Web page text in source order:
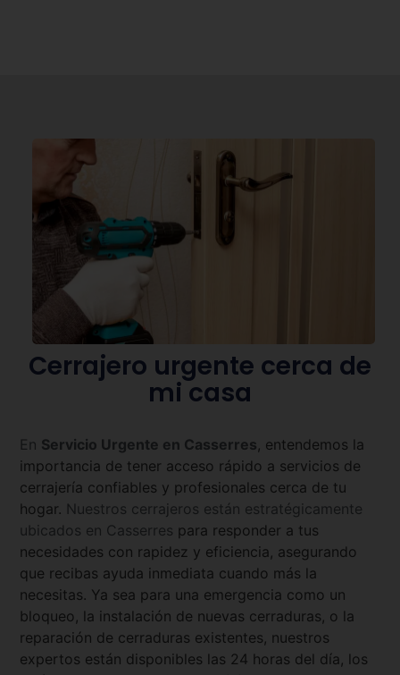
Cerrajero urgente cerca de
mi casa
En Servicio Urgente en Casserres, entendemos la
importancia de tener acceso rápido a servicios de
cerrajería confiables y profesionales cerca de tu
hogar. Nuestros cerrajeros están estratégicamente
ubicados en Casserres para responder a tus
necesidades con rapidez y eficiencia, asegurando
que recibas ayuda inmediata cuando más la
necesitas. Ya sea para una emergencia como un
bloqueo, la instalación de nuevas cerraduras, o la
reparación de cerraduras existentes, nuestros
expertos están disponibles las 24 horas del día, los